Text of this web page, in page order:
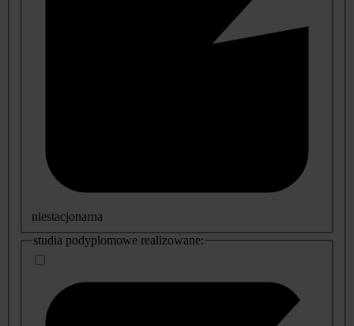
niestacjonarna
studia podyplomowe realizowane: